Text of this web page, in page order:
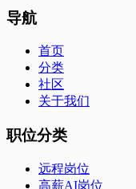
导航
首页
分类
社区
关于我们
职位分类
远程岗位
高薪AI岗位